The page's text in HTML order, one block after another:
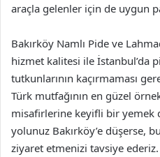
araçla gelenler için de uygun
Bakırköy Namlı Pide ve
hizmet kalitesi ile İstanbul’da
tutkunlarının kaçırmaması
Türk mutfağının en güzel
misafirlerine keyifli bir yemek
yolunuz Bakırköy’e düşerse,
ziyaret etmenizi tavsiye